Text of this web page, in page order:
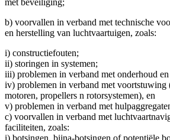
met beveiliging;
b) voorvallen in verband met technische
en herstelling van luchtvaartuigen, zoals:
i) constructiefouten;
ii) storingen in systemen;
iii) problemen in verband met onderhoud
iv) problemen in verband met voortstuwing
motoren, propellers n rotorsystemen), en
v) problemen in verband met
c) voorvallen in verband met
faciliteiten, zoals:
i) botsingen, bijna-botsingen of potentiële